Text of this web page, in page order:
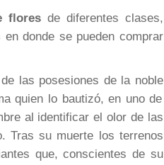
floresde diferentes clases,
donde se pueden comprar
las posesiones de la noble
quien lo bautizó, en uno de
al identificar el olor de las
Tras su muerte los terrenos
que, conscientes de su